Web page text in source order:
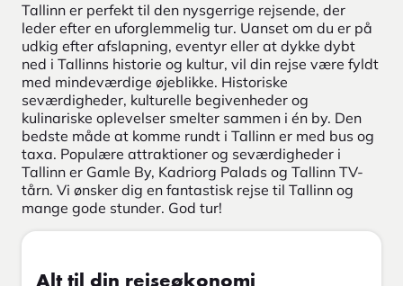
Tallinn er perfekt til den nysgerrige rejsende, der
leder efter en uforglemmelig tur. Uanset om du er på
udkig efter afslapning, eventyr eller at dykke dybt
ned i Tallinns historie og kultur, vil din rejse være fyldt
med mindeværdige øjeblikke. Historiske
seværdigheder, kulturelle begivenheder og
kulinariske oplevelser smelter sammen i én by. Den
bedste måde at komme rundt i Tallinn er med bus og
taxa. Populære attraktioner og seværdigheder i
Tallinn er Gamle By, Kadriorg Palads og Tallinn TV-
tårn. Vi ønsker dig en fantastisk rejse til Tallinn og
mange gode stunder. God tur!
Alt til din rejseøkonomi